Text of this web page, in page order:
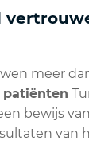
meer
bewijs
van